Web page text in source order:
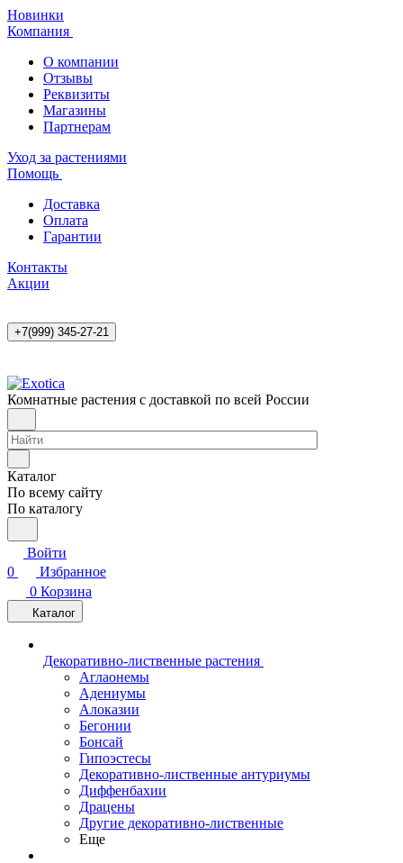
Новинки
Компания
О компании
Отзывы
Реквизиты
Магазины
Партнерам
Уход за растениями
Помощь
Доставка
Оплата
Гарантии
Контакты
Акции
+7(999) 345-27-21
Комнатные растения с доставкой по всей России
Каталог
По всему сайту
По каталогу
Войти
0
Избранное
0 Корзина
Каталог
Декоративно-лиственные растения
Аглаонемы
Адениумы
Алоказии
Бегонии
Бонсай
Гипоэстесы
Декоративно-лиственные антуриумы
Диффенбахии
Драцены
Другие декоративно-лиственные
Еще